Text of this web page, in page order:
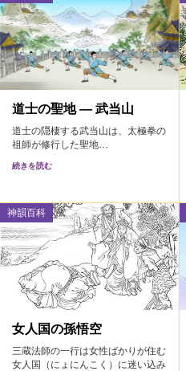
道士の聖地 ― 武当山
道士の隠棲する武当山は、太極拳の
祖師が修行した聖地…
続きを読む
神韻百科
女人国の孫悟空
三蔵法師の一行は女性ばかりが住む
女人国（にょにんこく）に迷い込み